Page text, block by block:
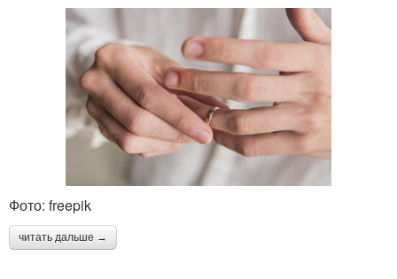
Фото: freepik
читать дальше →